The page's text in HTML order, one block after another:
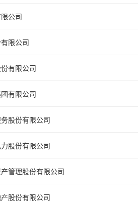
公司
限公司
有限公司
有限公司
股份有限公司
股份有限公司
管理股份有限公司
股份有限公司